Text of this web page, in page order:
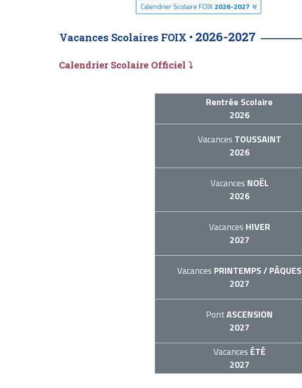
Calendrier Scolaire FOIX2026-2027
Vacances Scolaires FOIX • 2026-2027
Calendrier Scolaire Officiel ⤵
Rentrée Scolaire
2026
Vacances TOUSSAINT
2026
Vacances NOËL
2026
Vacances HIVER
2027
Vacances PRINTEMPS / PÂQUES
2027
PontASCENSION
2027
Vacances ÉTÉ
2027